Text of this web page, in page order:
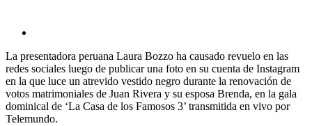
La presentadora peruana Laura Bozzo ha causado revuelo en las
redes sociales luego de publicar una foto en su cuenta de Instagram
en la que luce un atrevido vestido negro durante la renovación de
votos matrimoniales de Juan Rivera y su esposa Brenda, en la gala
dominical de ‘La Casa de los Famosos 3’ transmitida en vivo por
Telemundo.